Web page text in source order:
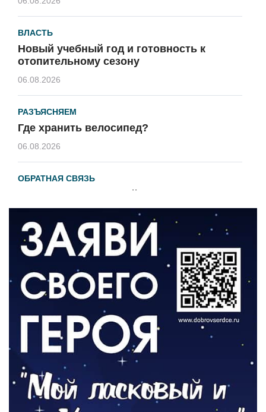
ВЛАСТЬ
Новый учебный год и готовность к
отопительному сезону
06.08.2026
РАЗЪЯСНЯЕМ
Где хранить велосипед?
06.08.2026
ОБРАТНАЯ СВЯЗЬ
Администрация онлайн
ВЛАСТЬ
День памяти и «Симфония народов»
06.08.2026
Новый настил на экотропе
05.08.2026